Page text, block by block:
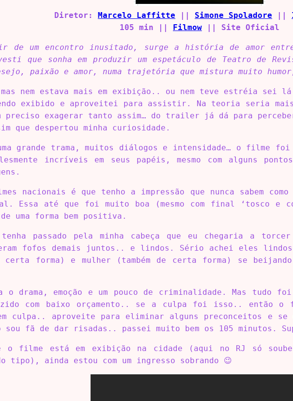
Diretor: Marcelo Laffitte Simone Spoladore
105 min ||
Filmow || Site Oficial
de um encontro inusitado, surge a história de amor
que sonha em produzir um espetáculo de Teatro de
paixão e amor, numa trajetória que mistura muito
nem estava mais em exibição.. ou nem teve estréia sei
exibido e aproveitei para assistir. Na teoria seria mais
preciso exagerar tanto assim… do trailer já dá para
que despertou minha curiosidade.
uma grande trama, muitos diálogos e intensidade… o filme
incríveis em seus papéis, mesmo com alguns
nacionais é que tenho a impressão que nunca sabem
Essa até que foi muito boa (mesmo com final ‘tosco e
uma forma bem positiva.
passado pela minha cabeça que eu chegaria a
fofos demais juntos.. e lindos. Sério achei eles lindos.
certa forma) e mulher (também de certa forma) se
o drama, emoção e um pouco de criminalidade. Mas
com baixo orçamento.. se a culpa foi isso.. então o
culpa.. aproveite para eliminar alguns preconceitos e se
sou fã de dar risadas.. passei muito bem os 105 minutos.
o filme está em exibição na cidade (aqui no RJ só soube
tipo), ainda estou com um ingresso sobrando 😉